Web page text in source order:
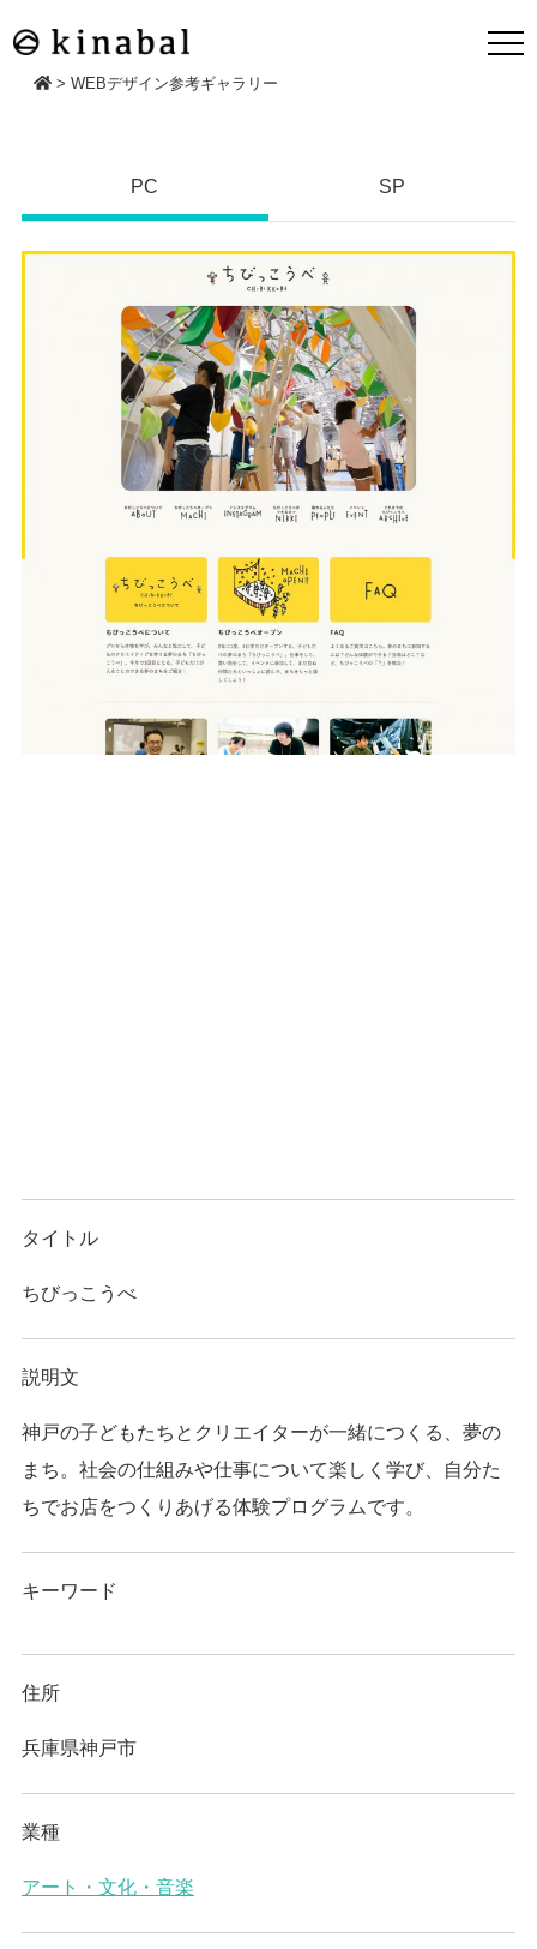
> WEBデザイン参考ギャラリー
PC SP
タイトル
ちびっこうべ
説明文
神戸の子どもたちとクリエイターが一緒につくる、夢の
まち。社会の仕組みや仕事について楽しく学び、自分た
ちでお店をつくりあげる体験プログラムです。
キーワード
住所
兵庫県神戸市
業種
アート・文化・音楽